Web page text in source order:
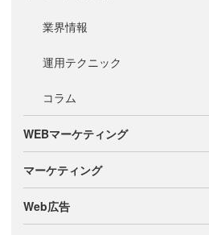
業界情報
運用テクニック
コラム
WEBマーケティング
マーケティング
Web広告